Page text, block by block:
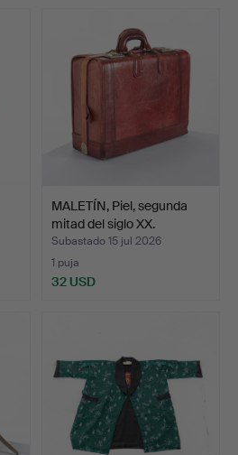
MALETÍN, Piel, segunda
mitad del siglo XX.
Subastado 15 jul 2026
1 puja
32 USD